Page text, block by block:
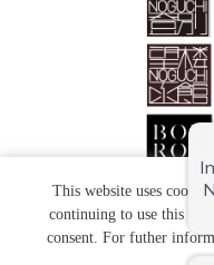
Copyright (C) 望楼Ｎ
This website uses
continuing to use this
consent. For futher